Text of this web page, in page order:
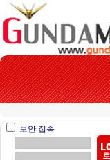
본 쇼핑
보안 접속